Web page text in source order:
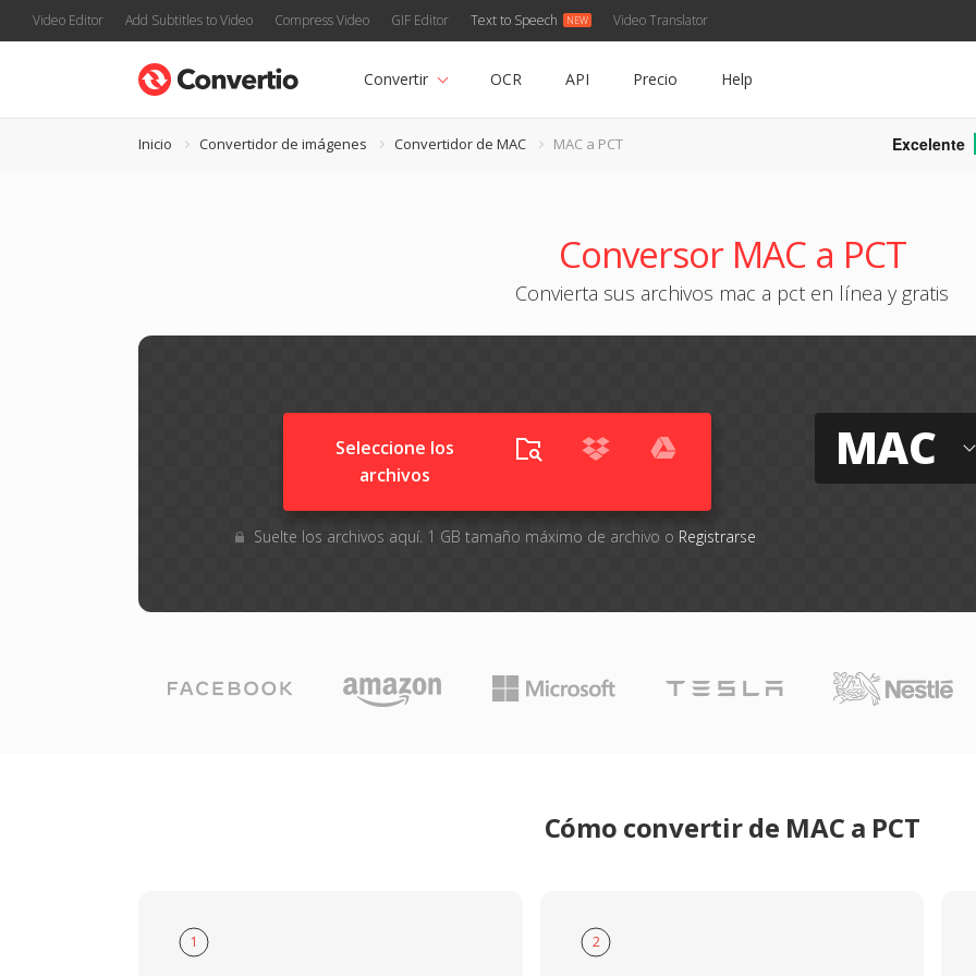
Video Editor Add Subtitles to Video Compress Video GIF Editor Text to Speech Video Translator
Convertir OCR API Precio Help
Inicio Convertidor de imágenes Convertidor de MAC MAC a PCT Excelente
Conversor MAC a PCT
Convierta sus archivos mac a pct en línea y gratis
Seleccione los
archivos
Suelte los archivos aquí. 1 GB tamaño máximo de archivo o Registrarse
MAC
Cómo convertir de MAC a PCT
1 2